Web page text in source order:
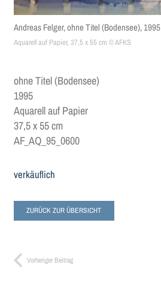
Andreas Felger, ohne Titel (Bodensee), 1995
Aquarell auf Papier, 37,5 x 55 cm © AFKS
ohne Titel (Bodensee)
1995
Aquarell auf Papier
37,5 x 55 cm
AF_AQ_95_0600
verkäuflich
ZURÜCK ZUR ÜBERSICHT
Vorheriger Beitrag